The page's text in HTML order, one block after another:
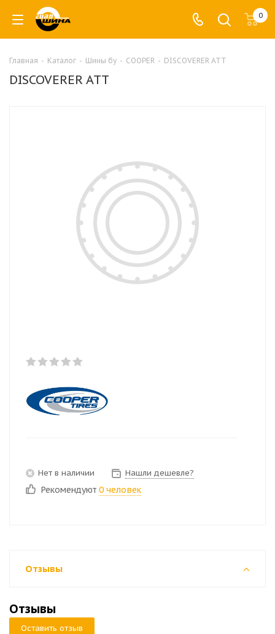
0
Главная - Каталог - Шины бу - COOPER - DISCOVERER ATT
DISCOVERER ATT
Нет в наличии Нашли дешевле?
Рекомендуют 0 человек
Отзывы
Отзывы
Оставить отзыв